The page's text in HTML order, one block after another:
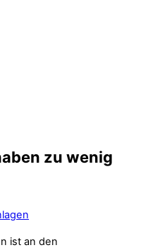
zu wenig
ist an den